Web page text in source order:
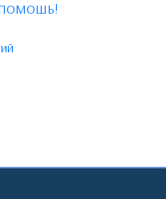
ПОМОШЬ!